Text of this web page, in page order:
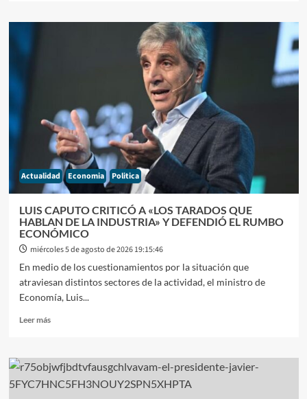
ANÁLISIS
SU
MODELO
Y
AUMENTA
LA
TENSIÓN
CON
AGENDA
SOCIAL
Actualidad Economia Politica
LUIS CAPUTO CRITICÓ A «LOS TARADOS QUE
HABLAN DE LA INDUSTRIA» Y DEFENDIÓ EL RUMBO
ECONÓMICO
miércoles 5 de agosto de 2026 19:15:46
En medio de los cuestionamientos por la situación que
atraviesan distintos sectores de la actividad, el ministro de
Economía, Luis...
Leer másLeer
LUIS
CAPUTO
CRITICÓ